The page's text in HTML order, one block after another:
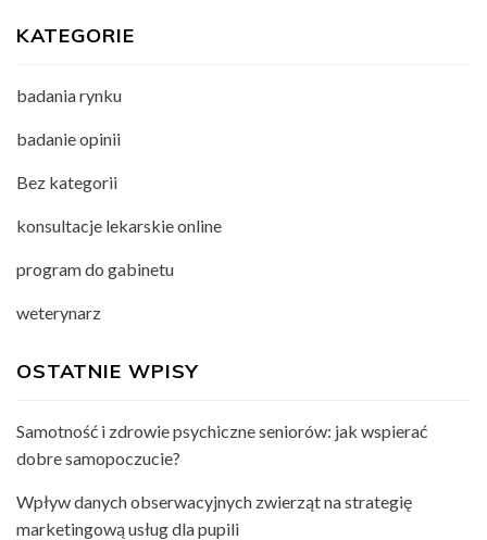
KATEGORIE
badania rynku
badanie opinii
Bez kategorii
konsultacje lekarskie online
program do gabinetu
weterynarz
OSTATNIE WPISY
Samotność i zdrowie psychiczne seniorów: jak wspierać
dobre samopoczucie?
Wpływ danych obserwacyjnych zwierząt na strategię
marketingową usług dla pupili